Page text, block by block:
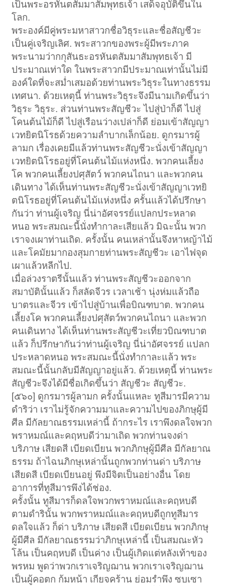
เป็นพระอรหันตสัมมาสัมพุทธเจ้า เสด็จอุบัติขึ้นใน
โลก.
พระองค์มีคู่พระมหาสาวกชื่อวิธุระและชื่อสัญชีวะ
เป็นคู่เจริญเลิศ. พระสาวกของพระผู้มีพระภาค
พระนามว่ากกุสันธะอรหันตสัมมาสัมพุทธเจ้า มี
ประมาณเท่าใด ในพระสาวกมีประมาณเท่านั้นไม่มี
องค์ใดที่จะสม่ำเสมอด้วยท่านพระวิธุระในทางธรรม
เทศนา. ด้วยเหตุนี้ ท่านพระวิธุระจึงมีนามเกิดขึ้นว่า
วิธุระ วิธุระ. ส่วนท่านพระสัญชีวะ ไปสู่ป่าก็ดี ไปสู่
โคนต้นไม้ก็ดี ไปสู่เรือนว่างเปล่าก็ดี ย่อมเข้าสัญญา
เวทยิตนิโรธด้วยความลำบากเล็กน้อย. ดูกรมารผู้
ลามก เรื่องเคยมีแล้วท่านพระสัญชีวะนั่งเข้าสัญญา
เวทยิตนิโรธอยู่ที่โคนต้นไม้แห่งหนึ่ง. พวกคนเลี้ยง
โค พวกคนเลี้ยงปศุสัตว์ พวกคนไถนา และพวกคน
เดินทาง ได้เห็นท่านพระสัญชีวะนั่งเข้าสัญญาเวทยิ
ตนิโรธอยู่ที่โคนต้นไม้แห่งหนึ่ง ครั้นแล้วได้ปรึกษา
กันว่า ท่านผู้เจริญ นี่น่าอัศจรรย์แปลกประหลาด
หนอ พระสมณะนี้นั่งทำกาละเสียแล้ว มิฉะนั้น พวก
เราจงเผาท่านเถิด. ครั้งนั้น คนเหล่านั้นจึงหาหญ้าไม้
และโคมัยมากองสุมกายท่านพระสัญชีวะ เอาไฟจุด
เผาแล้วหลีกไป.
เมื่อล่วงราตรีนั้นแล้ว ท่านพระสัญชีวะออกจาก
สมาบัตินั้นแล้ว ก็สลัดจีวร เวลาเช้า นุ่งห่มแล้วถือ
บาตรและจีวร เข้าไปสู่บ้านเพื่อบิณฑบาต. พวกคน
เลี้ยงโค พวกคนเลี้ยงปศุสัตว์พวกคนไถนา และพวก
คนเดินทาง ได้เห็นท่านพระสัญชีวะเที่ยวบิณฑบาต
แล้ว ก็ปรึกษากันว่าท่านผู้เจริญ นี่น่าอัศจรรย์ แปลก
ประหลาดหนอ พระสมณะนี้นั่งทำกาละแล้ว พระ
สมณะนี้นั้นกลับมีสัญญาอยู่แล้ว. ด้วยเหตุนี้ ท่านพระ
สัญชีวะจึงได้มีชื่อเกิดขึ้นว่า สัญชีวะ สัญชีวะ.
[๕๖๐] ดูกรมารผู้ลามก ครั้งนั้นแหละ ทูสีมารมีความ
ดำริว่า เราไม่รู้จักความมาและความไปของภิกษุผู้มี
ศีล มีกัลยาณธรรมเหล่านี้ ถ้ากระไร เราพึงดลใจพวก
พราหมณ์และคฤหบดีว่ามาเถิด พวกท่านจงด่า
บริภาษ เสียดสี เบียดเบียน พวกภิกษุผู้มีศีล มีกัลยาณ
ธรรม ถ้าไฉนภิกษุเหล่านั้นถูกพวกท่านด่า บริภาษ
เสียดสี เบียดเบียนอยู่ พึงมีจิตเป็นอย่างอื่น โดย
อาการที่ทูสีมารพึงได้ช่อง.
ครั้งนั้น ทูสีมารก็ดลใจพวกพราหมณ์และคฤหบดี
ตามดำรินั้น พวกพราหมณ์และคฤหบดีถูกทูสีมาร
ดลใจแล้ว ก็ด่า บริภาษ เสียดสี เบียดเบียน พวกภิกษุ
ผู้มีศีล มีกัลยาณธรรมว่าภิกษุเหล่านี้ เป็นสมณะหัว
โล้น เป็นคฤหบดี เป็นค่าง เป็นผู้เกิดแต่หลังเท้าของ
พรหม พูดว่าพวกเราเจริญฌาน พวกเราเจริญฌาน
เป็นผู้คอตก ก้มหน้า เกียจคร้าน ย่อมรำพึง ซบเซา